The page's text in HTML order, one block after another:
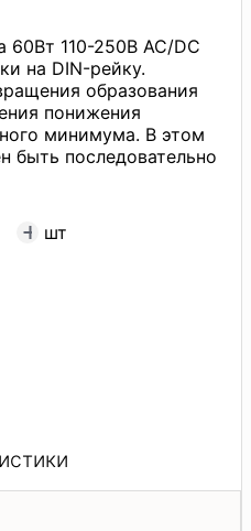
60Вт 110-250В AC/DC
на DIN-рейку.
образования
понижения
минимума. В этом
быть последовательно
шт